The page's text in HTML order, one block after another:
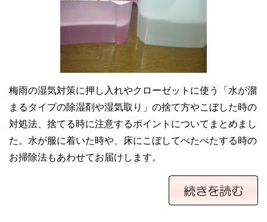
梅雨の湿気対策に押し入れやクローゼットに使う「水が溜
まるタイプの除湿剤や湿気取り」の捨て方やこぼした時の
対処法、捨てる時に注意するポイントについてまとめまし
た。水が服に着いた時や、床にこぼしてべたべたする時の
お掃除法もあわせてお届けします。